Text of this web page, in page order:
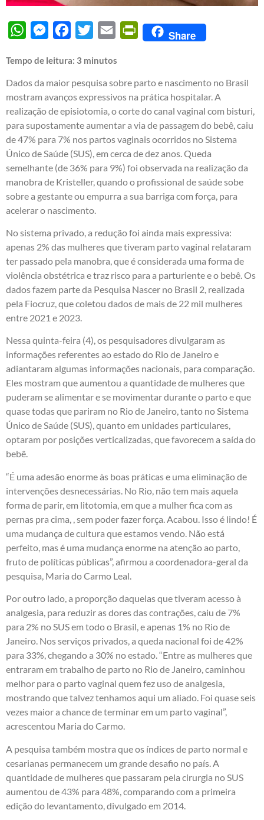
WhatsAppMessengerFacebook
Twitter Email PrintFriendly
Share
Tempo de leitura: 3 minutos
Dados da maior pesquisa sobre parto e nascimento no Brasil
mostram avanços expressivos na prática hospitalar. A
realização de episiotomia, o corte do canal vaginal com bisturi,
para supostamente aumentar a via de passagem do bebê, caiu
de 47% para 7% nos partos vaginais ocorridos no Sistema
Único de Saúde (SUS), em cerca de dez anos. Queda
semelhante (de 36% para 9%) foi observada na realização da
manobra de Kristeller, quando o profissional de saúde sobe
sobre a gestante ou empurra a sua barriga com força, para
acelerar o nascimento.
No sistema privado, a redução foi ainda mais expressiva:
apenas 2% das mulheres que tiveram parto vaginal relataram
ter passado pela manobra, que é considerada uma forma de
violência obstétrica e traz risco para a parturiente e o bebê. Os
dados fazem parte da Pesquisa Nascer no Brasil 2, realizada
pela Fiocruz, que coletou dados de mais de 22 mil mulheres
entre 2021 e 2023.
Nessa quinta-feira (4), os pesquisadores divulgaram as
informações referentes ao estado do Rio de Janeiro e
adiantaram algumas informações nacionais, para comparação.
Eles mostram que aumentou a quantidade de mulheres que
puderam se alimentar e se movimentar durante o parto e que
quase todas que pariram no Rio de Janeiro, tanto no Sistema
Único de Saúde (SUS), quanto em unidades particulares,
optaram por posições verticalizadas, que favorecem a saída do
bebê.
“É uma adesão enorme às boas práticas e uma eliminação de
intervenções desnecessárias. No Rio, não tem mais aquela
forma de parir, em litotomia, em que a mulher fica com as
pernas pra cima, , sem poder fazer força. Acabou. Isso é lindo! É
uma mudança de cultura que estamos vendo. Não está
perfeito, mas é uma mudança enorme na atenção ao parto,
fruto de políticas públicas”, afirmou a coordenadora-geral da
pesquisa, Maria do Carmo Leal.
Por outro lado, a proporção daquelas que tiveram acesso à
analgesia, para reduzir as dores das contrações, caiu de 7%
para 2% no SUS em todo o Brasil, e apenas 1% no Rio de
Janeiro. Nos serviços privados, a queda nacional foi de 42%
para 33%, chegando a 30% no estado. “Entre as mulheres que
entraram em trabalho de parto no Rio de Janeiro, caminhou
melhor para o parto vaginal quem fez uso de analgesia,
mostrando que talvez tenhamos aqui um aliado. Foi quase seis
vezes maior a chance de terminar em um parto vaginal”,
acrescentou Maria do Carmo.
A pesquisa também mostra que os índices de parto normal e
cesarianas permanecem um grande desafio no país. A
quantidade de mulheres que passaram pela cirurgia no SUS
aumentou de 43% para 48%, comparando com a primeira
edição do levantamento, divulgado em 2014.